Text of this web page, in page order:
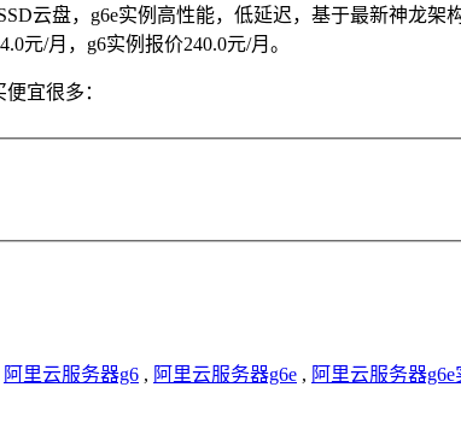
云盘，g6e实例高性能，低延迟，基于最新神龙架
元/月，g6实例报价240.0元/月。
宜很多：
阿里云服务器g6 , 阿里云服务器g6e , 阿里云服务器g6e